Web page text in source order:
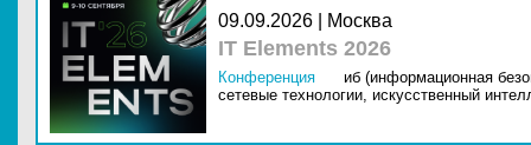
09.09.2026 | Москва
IT Elements 2026
Конференция
иб (информационная
сетевые технологии, искусственный